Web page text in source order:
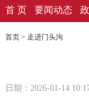
首 页 要闻动态
首页> 走进门头沟
日期：2026-01-14